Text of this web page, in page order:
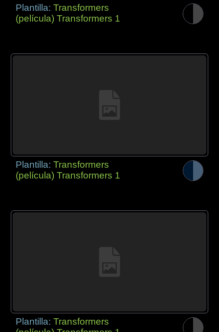
Plantilla:Transformers
(película) Transformers 1
Plantilla:Transformers
(película) Transformers 1
Plantilla:Transformers